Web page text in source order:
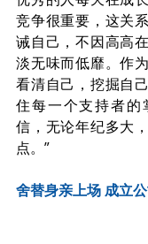
竞争很重要，这关
诫自己，不因高高
淡无味而低靡。作
看清自己，挖掘自
住每一个支持者的
信，无论年纪多大
点。”
舍替身亲上场 成立